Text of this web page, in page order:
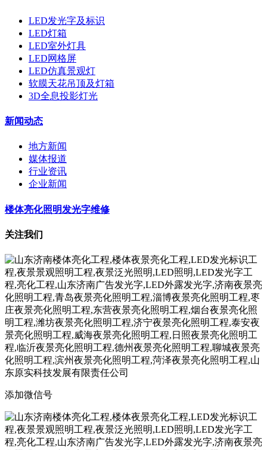
LED发光字及标识
LED灯箱
LED室外灯具
LED网格屏
LED仿真景观灯
软膜天花吊顶及灯箱
3D全息投影灯光
新闻动态
地方新闻
媒体报道
行业资讯
企业新闻
楼体亮化照明发光字维修
关注我们
添加微信号